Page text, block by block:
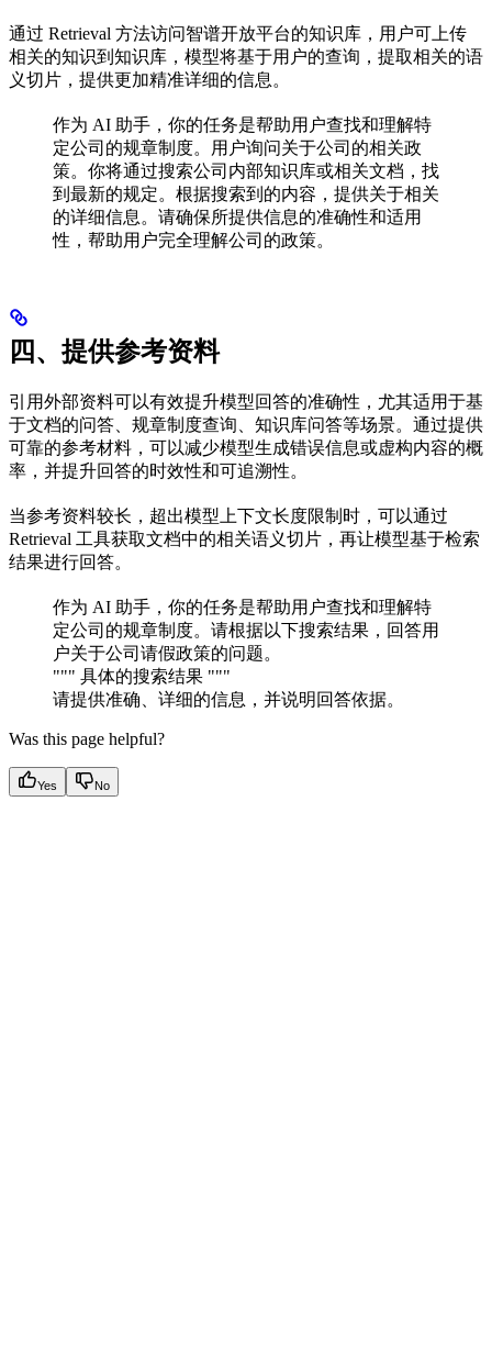
通过 Retrieval 方法访问智谱开放平台的知识库，用户可上传
相关的知识到知识库，模型将基于用户的查询，提取相关的语
义切片，提供更加精准详细的信息。
作为 AI 助手，你的任务是帮助用户查找和理解特
定公司的规章制度。用户询问关于公司的相关政
策。你将通过搜索公司内部知识库或相关文档，找
到最新的规定。根据搜索到的内容，提供关于相关
的详细信息。请确保所提供信息的准确性和适用
性，帮助用户完全理解公司的政策。
四、提供参考资料
引用外部资料可以有效提升模型回答的准确性，尤其适用于基
于文档的问答、规章制度查询、知识库问答等场景。通过提供
可靠的参考材料，可以减少模型生成错误信息或虚构内容的概
率，并提升回答的时效性和可追溯性。
当参考资料较长，超出模型上下文长度限制时，可以通过
Retrieval 工具获取文档中的相关语义切片，再让模型基于检索
结果进行回答。
作为 AI 助手，你的任务是帮助用户查找和理解特
定公司的规章制度。请根据以下搜索结果，回答用
户关于公司请假政策的问题。
""" 具体的搜索结果 """
请提供准确、详细的信息，并说明回答依据。
Was this page helpful?
Yes No